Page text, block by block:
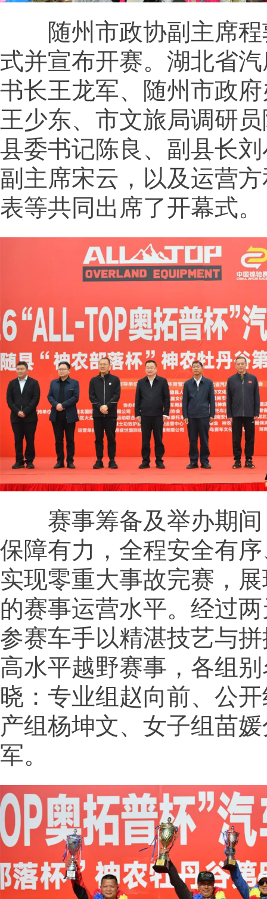
随州市政协副主席程
式并宣布开赛。湖北省
书长王龙军、随州市政
王少东、市文旅局调研
县委书记陈良、副县长
副主席宋云，以及运营
表等共同出席了开幕式。
赛事筹备及举办期间
保障有力，全程安全有
实现零重大事故完赛，
的赛事运营水平。经过
参赛车手以精湛技艺与
高水平越野赛事，各组
晓：专业组赵向前、公
产组杨坤文、女子组苗
军。